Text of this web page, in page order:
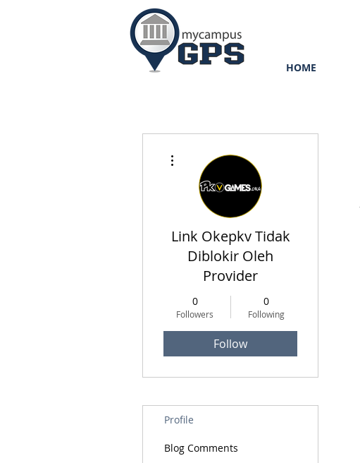
HOME
Link Okepkv Tidak
Diblokir Oleh
Provider
0
Followers
0
Following
Follow
Profile
Blog Comments